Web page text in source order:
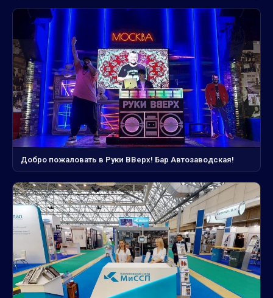
Добро пожаловать в Руки ВВерх! Бар Автозаводская!